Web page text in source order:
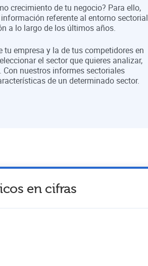
crecimiento de tu negocio? Para ello,
referente al entorno sectorial
a lo largo de los últimos años.
tu empresa y la de tus competidores en
el sector que quieres analizar,
Con nuestros informes sectoriales
de un determinado sector.
en cifras